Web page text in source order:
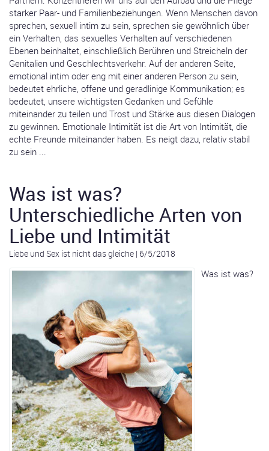
starker Paar- und Familienbeziehungen. Wenn Menschen davon
sprechen, sexuell intim zu sein, sprechen sie gewöhnlich über
ein Verhalten, das sexuelles Verhalten auf verschiedenen
Ebenen beinhaltet, einschließlich Berühren und Streicheln der
Genitalien und Geschlechtsverkehr. Auf der anderen Seite,
emotional intim oder eng mit einer anderen Person zu sein,
bedeutet ehrliche, offene und geradlinige Kommunikation; es
bedeutet, unsere wichtigsten Gedanken und Gefühle
miteinander zu teilen und Trost und Stärke aus diesen Dialogen
zu gewinnen. Emotionale Intimität ist die Art von Intimität, die
echte Freunde miteinander haben. Es neigt dazu, relativ stabil
zu sein ...
Was ist was?
Unterschiedliche Arten von
Liebe und Intimität
Liebe und Sex ist nicht das gleiche | 6/5/2018
Was ist was?